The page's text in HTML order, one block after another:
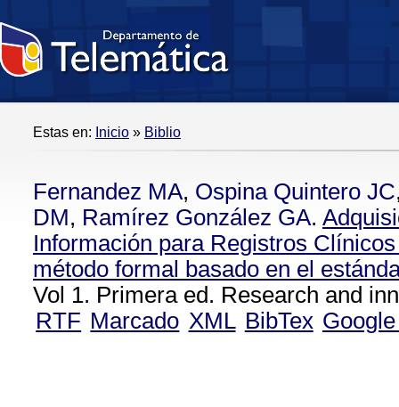
Estas en: Inicio » Biblio
Fernandez MA, Ospina Quintero JC
DM, Ramírez González GA.
Información para Registros
método formal basado en el
Vol 1. Primera ed. Research and
RTF Marcado XML BibTex